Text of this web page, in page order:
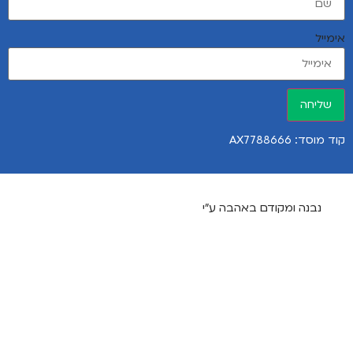
אימייל
שליחה
קוד מוסד: AX7788666
נבנה ומקודם באהבה ע"י